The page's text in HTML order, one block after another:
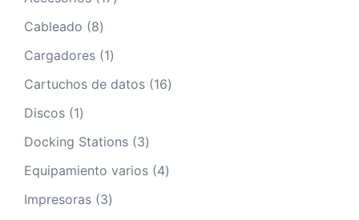
Cableado 88
productos
Cargadores 11
producto
Cartuchos de datos 1616
Discos 11
producto
Docking Stations 33
productos
Equipamiento varios 44
Impresoras 33